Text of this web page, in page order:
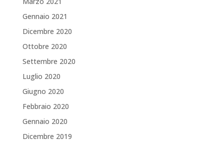
Gennaio 2021
Dicembre 2020
Ottobre 2020
Settembre 2020
Luglio 2020
Giugno 2020
Febbraio 2020
Gennaio 2020
Dicembre 2019